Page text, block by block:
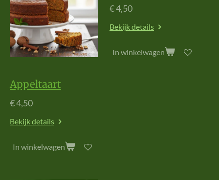
€ 4,50
Bekijk details
In winkelwagen
Appeltaart
€ 4,50
Bekijk details
In winkelwagen